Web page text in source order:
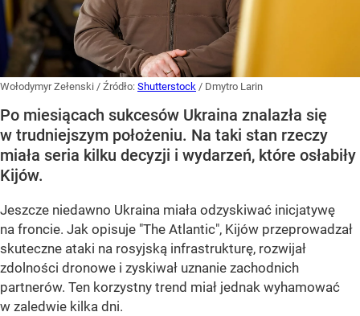
Wołodymyr Zełenski / Źródło: Shutterstock / Dmytro Larin
Po miesiącach sukcesów Ukraina znalazła się
w trudniejszym położeniu. Na taki stan rzeczy
miała seria kilku decyzji i wydarzeń, które osłabiły
Kijów.
Jeszcze niedawno Ukraina miała odzyskiwać inicjatywę
na froncie. Jak opisuje "The Atlantic", Kijów przeprowadzał
skuteczne ataki na rosyjską infrastrukturę, rozwijał
zdolności dronowe i zyskiwał uznanie zachodnich
partnerów. Ten korzystny trend miał jednak wyhamować
w zaledwie kilka dni.